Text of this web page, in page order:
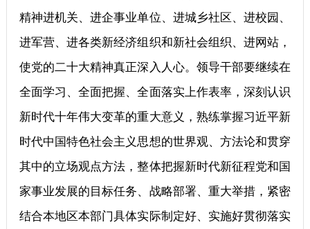
精神进机关、进企事业单位、进城乡社区、进校园、
进军营、进各类新经济组织和新社会组织、进网站，
使党的二十大精神真正深入人心。领导干部要继续在
全面学习、全面把握、全面落实上作表率，深刻认识
新时代十年伟大变革的重大意义，熟练掌握习近平新
时代中国特色社会主义思想的世界观、方法论和贯穿
其中的立场观点方法，整体把握新时代新征程党和国
家事业发展的目标任务、战略部署、重大举措，紧密
结合本地区本部门具体实际制定好、实施好贯彻落实